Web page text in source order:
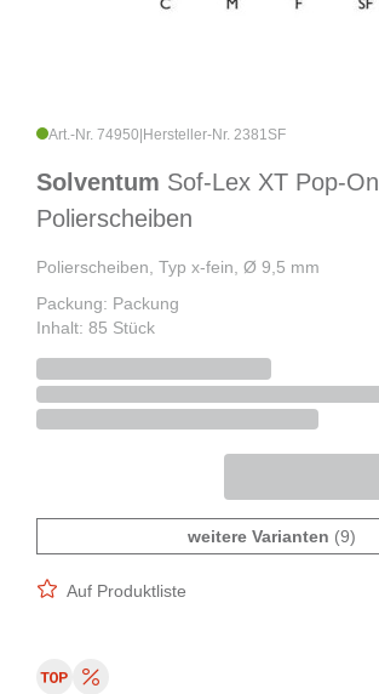
Art.-Nr. 74950 Hersteller-Nr. 2381SF
Solventum Sof-Lex XT Pop-On
Polierscheiben
Polierscheiben, Typ x-fein, Ø 9,5 mm
Packung: Packung
Inhalt: 85 Stück
weitere Varianten (9)
Auf Produktliste